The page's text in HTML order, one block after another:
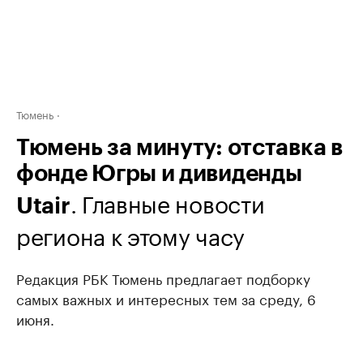
Тюмень
Тюмень за минуту: отставка в
фонде Югры и дивиденды
Utair. Главные новости
региона к этому часу
Редакция РБК Тюмень предлагает подборку
самых важных и интересных тем за среду, 6
июня.